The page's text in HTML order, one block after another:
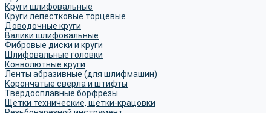
Круги шлифовальные
Круги лепестковые торцевые
Доводочные круги
Валики шлифовальные
Фибровые диски и круги
Шлифовальные головки
Конволютные круги
Ленты абразивные (для шлифмашин)
Корончатые сверла и штифты
Твёрдосплавные борфрезы
Щетки технические, щетки-крацовки